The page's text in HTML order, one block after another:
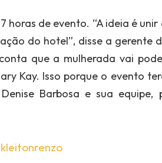
horas de evento. “A ideia é
do hotel”, disse a gerente
que a mulherada vai
Kay. Isso porque o evento
Barbosa e sua